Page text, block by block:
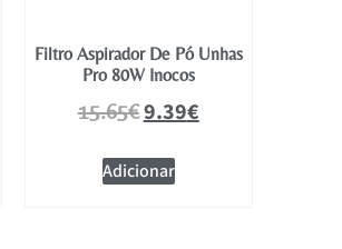
Filtro Aspirador De Pó Unhas
Pro 80W Inocos
15.65€9.39€
Adicionar